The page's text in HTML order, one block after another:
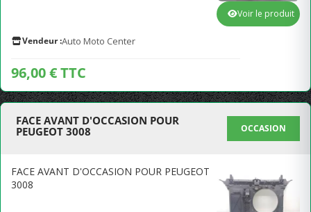
Vendeur :Auto Moto Center
96,00 € TTC
Voir le produit
FACE AVANT D'OCCASION POUR
PEUGEOT 3008
OCCASION
FACE AVANT D'OCCASION POUR PEUGEOT
3008